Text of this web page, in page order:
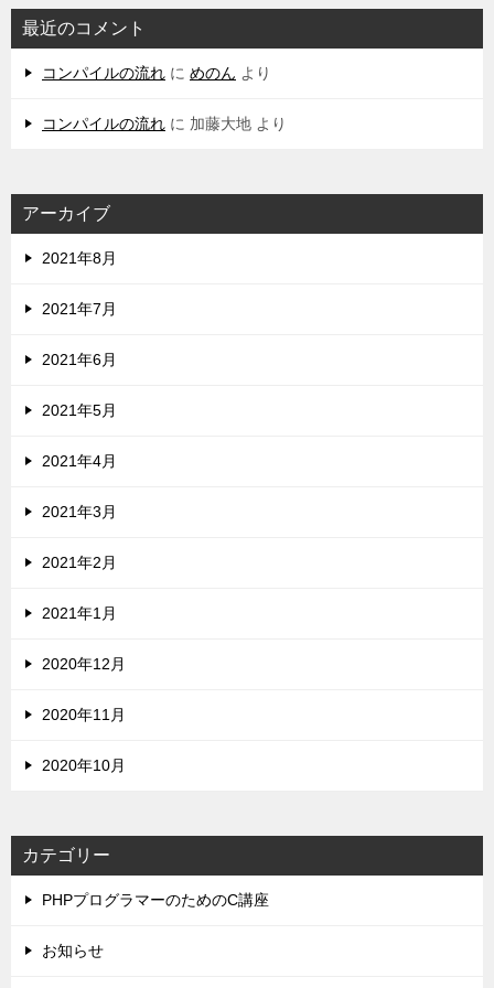
最近のコメント
コンパイルの流れ に めのん より
コンパイルの流れ に 加藤大地 より
アーカイブ
2021年8月
2021年7月
2021年6月
2021年5月
2021年4月
2021年3月
2021年2月
2021年1月
2020年12月
2020年11月
2020年10月
カテゴリー
PHPプログラマーのためのC講座
お知らせ